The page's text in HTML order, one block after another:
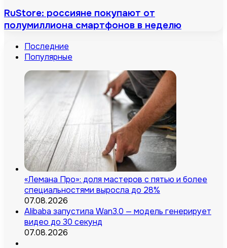
RuStore: россияне покупают от
полумиллиона смартфонов в неделю
Последние
Популярные
«Лемана Про»: доля мастеров с пятью и более
специальностями выросла до 28%
07.08.2026
Alibaba запустила Wan3.0 — модель генерирует
видео до 30 секунд
07.08.2026